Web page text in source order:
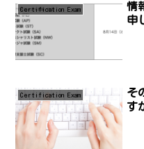
Certification Exam
情
申
Certification Exam
そ
す